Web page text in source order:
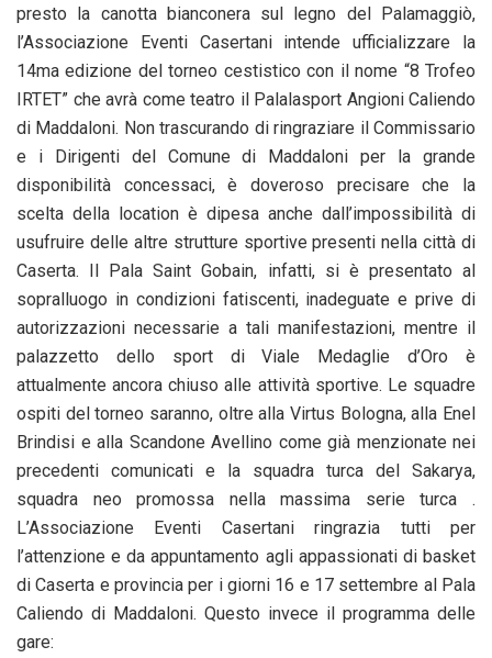
presto la canotta bianconera sul legno del Palamaggiò,
l’Associazione Eventi Casertani intende ufficializzare la
14ma edizione del torneo cestistico con il nome “8 Trofeo
IRTET” che avrà come teatro il Palalasport Angioni Caliendo
di Maddaloni. Non trascurando di ringraziare il Commissario
e i Dirigenti del Comune di Maddaloni per la grande
disponibilità concessaci, è doveroso precisare che la
scelta della location è dipesa anche dall’impossibilità di
usufruire delle altre strutture sportive presenti nella città di
Caserta. Il Pala Saint Gobain, infatti, si è presentato al
sopralluogo in condizioni fatiscenti, inadeguate e prive di
autorizzazioni necessarie a tali manifestazioni, mentre il
palazzetto dello sport di Viale Medaglie d’Oro è
attualmente ancora chiuso alle attività sportive. Le squadre
ospiti del torneo saranno, oltre alla Virtus Bologna, alla Enel
Brindisi e alla Scandone Avellino come già menzionate nei
precedenti comunicati e la squadra turca del Sakarya,
squadra neo promossa nella massima serie turca .
L’Associazione Eventi Casertani ringrazia tutti per
l’attenzione e da appuntamento agli appassionati di basket
di Caserta e provincia per i giorni 16 e 17 settembre al Pala
Caliendo di Maddaloni. Questo invece il programma delle
gare: